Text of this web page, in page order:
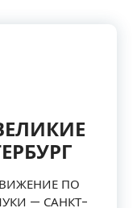
ПО
— САНКТ-